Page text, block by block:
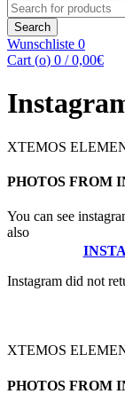
Search
for:
Search
Wunschliste 0
Cart (o) 0 / 0,00€
XTEMOS
PHOTOS FROM
You can see
also
Instagram did not
XTEMOS
PHOTOS FROM